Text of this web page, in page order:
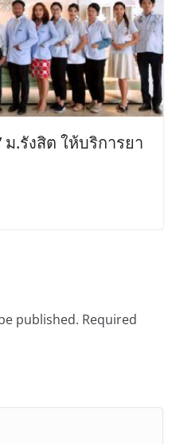
.รังสิต ให้บริการยา
published. Required